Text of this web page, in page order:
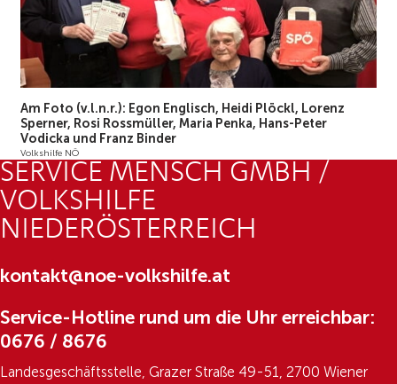
Am Foto (v.l.n.r.): Egon Englisch, Heidi Plöckl, Lorenz
Sperner, Rosi Rossmüller, Maria Penka, Hans-Peter
Vodicka und Franz Binder
Volkshilfe NÖ
SERVICE MENSCH GMBH /
VOLKSHILFE
NIEDERÖSTERREICH
kontakt@noe-volkshilfe.at
Service-Hotline rund um die Uhr erreichbar:
0676 / 8676
Landesgeschäftsstelle, Grazer Straße 49-51, 2700 Wiener